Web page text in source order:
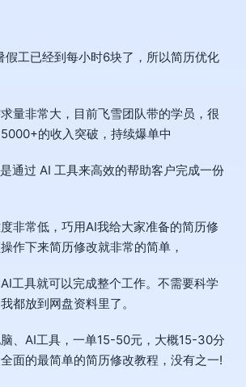
假工已经到每小时6块了，所以简历优化
量非常大，目前飞雪团队带的学员，很
的收入突破，持续爆单中
通过 AI 工具来高效的帮助客户完成一份
非常低，巧用AI我给大家准备的简历修
作下来简历修改就非常的简单，
工具就可以完成整个工作。不需要科学
都放到网盘资料里了。
、AI工具，一单15-50元，大概15-30分
面的最简单的简历修改教程，没有之一!